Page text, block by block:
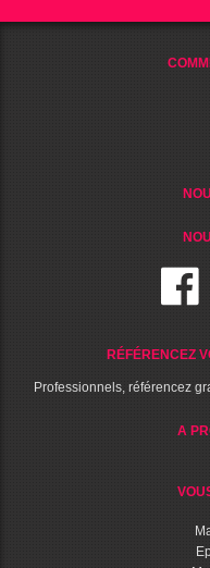
RÉFÉRENCEZ
Professionnels, référencez
A